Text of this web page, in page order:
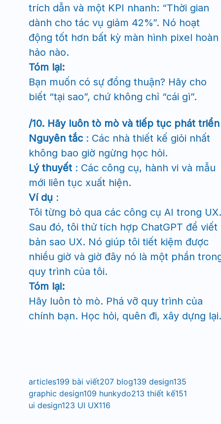
trích dẫn và một KPI nhanh: “Thời gian
dành cho tác vụ giảm 42%”. Nó hoạt
động tốt hơn bất kỳ màn hình pixel hoàn
hảo nào.
Tóm lại:
Bạn muốn có sự đồng thuận? Hãy cho
biết “tại sao”, chứ không chỉ “cái gì”.
/10. Hãy luôn tò mò và tiếp tục phát triển
Nguyên tắc: Các nhà thiết kế giỏi nhất
không bao giờ ngừng học hỏi.
Lý thuyết: Các công cụ, hành vi và mẫu
mới liên tục xuất hiện.
Ví dụ :
Tôi từng bỏ qua các công cụ AI trong UX.
Sau đó, tôi thử tích hợp ChatGPT để viết
bản sao UX. Nó giúp tôi tiết kiệm được
nhiều giờ và giờ đây nó là một phần
quy trình của tôi.
Tóm lại:
Hãy luôn tò mò. Phá vỡ quy trình của
chính bạn. Học hỏi, quên đi, xây dựng lại.
articles199 bài viết207 blog139 design135
graphic design109 hunkydo213 thiết kế151
ui design123 UI UX116